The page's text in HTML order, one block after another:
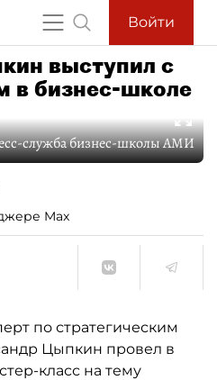
Войти
выступил с
в бизнес-школе
служба бизнес-школы АМИ
Max
по стратегическим
Цыпкин провел в
класс на тему